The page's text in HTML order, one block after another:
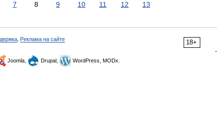
7 8 9 10 11 12 13
18+
Реклама на сайте
Joomla, Drupal, WordPress, MODx.